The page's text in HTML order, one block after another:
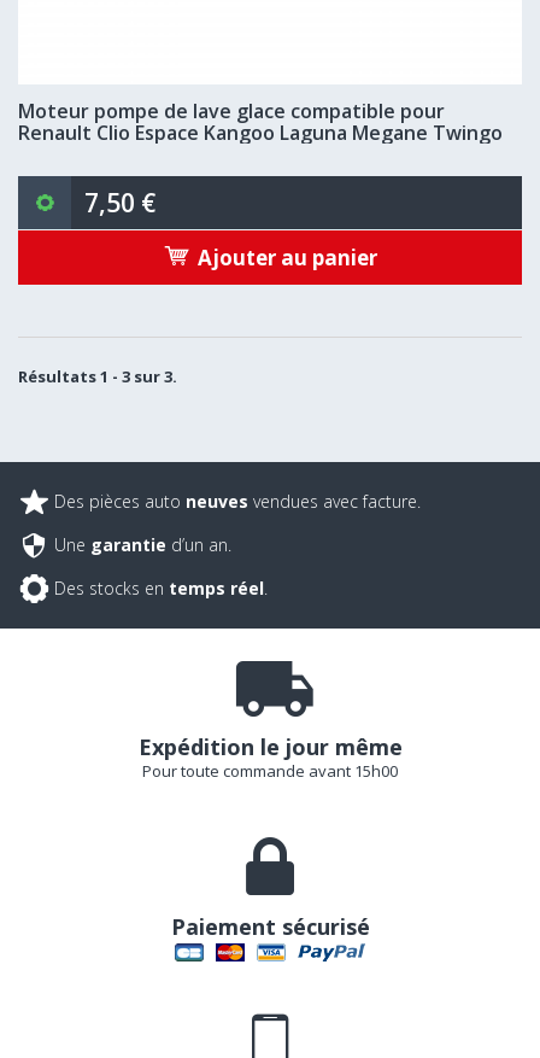
Moteur pompe de lave glace compatible pour
Renault Clio Espace Kangoo Laguna Megane Twingo
7,50 €
Ajouter au panier
Résultats 1 - 3 sur 3.
Des pièces auto neuves vendues avec facture.
Une garantie d’un an.
Des stocks en temps réel.
Expédition le jour même
Pour toute commande avant 15h00
Paiement sécurisé